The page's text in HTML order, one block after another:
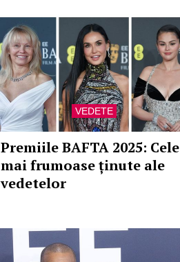
VEDETE
Premiile BAFTA 2025: Cele
mai frumoase ținute ale
vedetelor